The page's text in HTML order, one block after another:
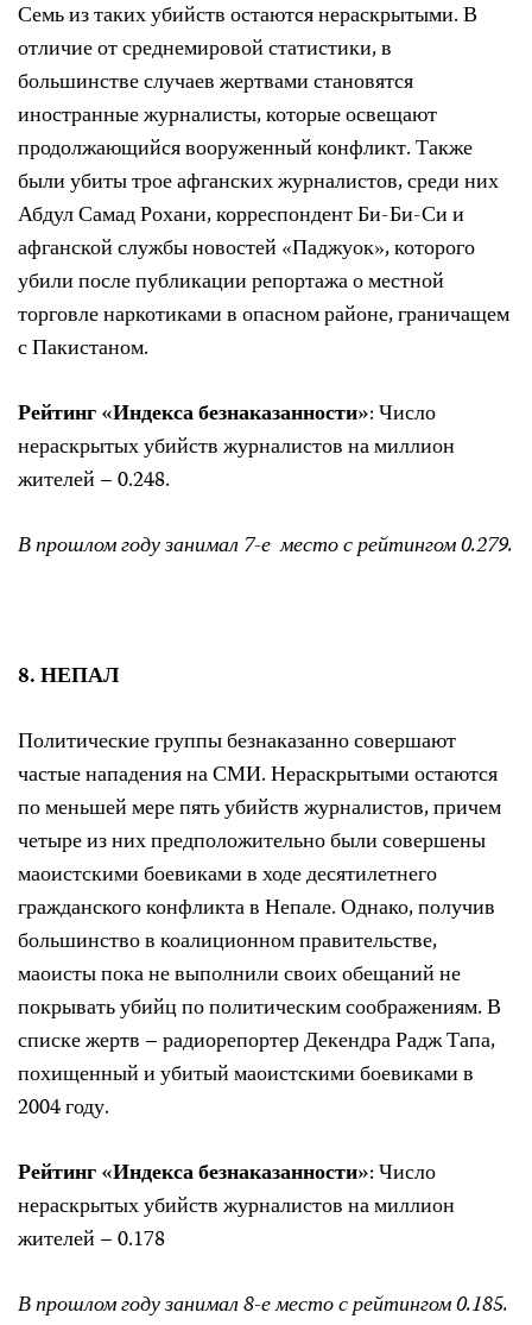
Семь из таких убийств остаются нераскрытыми. В
отличие от среднемировой статистики, в
большинстве случаев жертвами становятся
иностранные журналисты, которые освещают
продолжающийся вооруженный конфликт. Также
были убиты трое афганских журналистов, среди них
Абдул Самад Рохани, корреспондент Би-Би-Си и
афганской службы новостей «Паджуок», которого
убили после публикации репортажа о местной
торговле наркотиками в опасном районе, граничащем
с Пакистаном.
Рейтинг «Индекса безнаказанности»: Число
нераскрытых убийств журналистов на миллион
жителей – 0.248.
В прошлом году занимал 7-е место с рейтингом 0.279.
8. НЕПАЛ
Политические группы безнаказанно совершают
частые нападения на СМИ. Нераскрытыми остаются
по меньшей мере пять убийств журналистов, причем
четыре из них предположительно были совершены
маоистскими боевиками в ходе десятилетнего
гражданского конфликта в Непале. Однако, получив
большинство в коалиционном правительстве,
маоисты пока не выполнили своих обещаний не
покрывать убийц по политическим соображениям. В
списке жертв – радиорепортер Декендра Радж Тапа,
похищенный и убитый маоистскими боевиками в
2004 году.
Рейтинг «Индекса безнаказанности»: Число
нераскрытых убийств журналистов на миллион
жителей – 0.178
В прошлом году занимал 8-е место с рейтингом 0.185.